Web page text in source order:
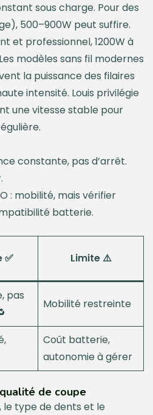
sous charge. Pour des
500–900W peut suffire.
et professionnel, 1200W à
modèles sans fil modernes
la puissance des filaires
intensité. Louis privilégie
une vitesse stable pour
constante, pas d’arrêt.
: mobilité, mais vérifier
batterie.
Limite ⚠️
pas
Mobilité restreinte
Coût batterie,
autonomie à gérer
de coupe
le type de dents et le